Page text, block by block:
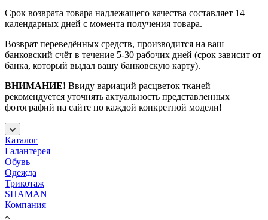
Срок возврата товара надлежащего качества составляет 14
календарных дней с момента получения товара.
Возврат переведённых средств, производится на ваш
банковский счёт в течение 5-30 рабочих дней (срок зависит от
банка, который выдал вашу банковскую карту).
ВНИМАНИЕ! Ввиду вариаций расцветок тканей
рекомендуется уточнять актуальность представленных
фотографий на сайте по каждой конкретной модели!
Каталог
Галантерея
Обувь
Одежда
Трикотаж
SHAMAN
Компания